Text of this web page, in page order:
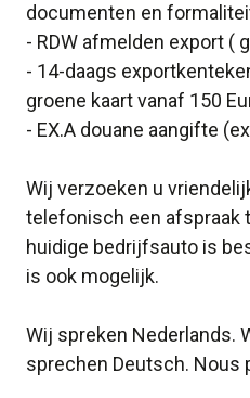
documenten en
- RDW afmelden export (
- 14-daags
groene kaart vanaf 150
- EX.A douane aangifte
Wij verzoeken u
telefonisch een afspraak
huidige bedrijfsauto is
is ook mogelijk.
Wij spreken Nederlands.
sprechen Deutsch. Nous